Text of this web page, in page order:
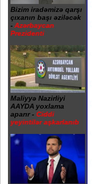
Bizim iradəmizə qarşı
çıxanın başı əziləcək
- Azərbaycan
Prezidenti
Maliyyə Nazirliyi
AAYDA yoxlama
aparır - Ciddi
yeyintilər aşkarlanıb